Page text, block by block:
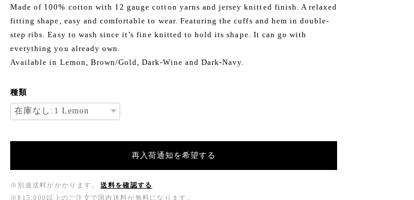
Made of 100% cotton with 12 gauge cotton yarns and jersey knitted finish. A relaxed
fitting shape, easy and comfortable to wear. Featuring the cuffs and hem in double-
step ribs. Easy to wash since it’s fine knitted to hold its shape. It can go with
everything you already own.
Available in Lemon, Brown/Gold, Dark-Wine and Dark-Navy.
種類
再入荷通知を希望する
※別途送料がかかります。
送料を確認する
※¥15,000以上のご注文で国内送料が無料になります。